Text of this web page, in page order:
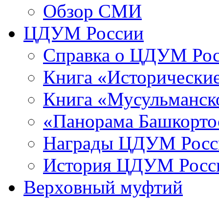
Обзор СМИ
ЦДУМ России
Справка о ЦДУМ
Книга
Книга
«Панорама
Награды ЦДУМ
История ЦДУМ
Верховный муфтий